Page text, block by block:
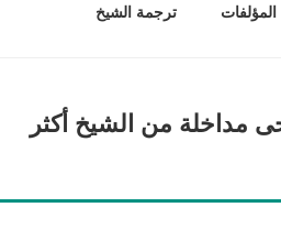
المؤلفات ترجمة الشيخ
مداخلة من الشيخ أكثر